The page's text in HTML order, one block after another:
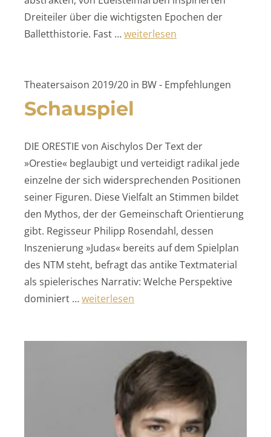
Dreiteiler über die wichtigsten Epochen der
Balletthistorie. Fast …„Ballettklassiker
weiterlesen
Theatersaison 2019/20 in BW - Empfehlungen
Schauspiel
DIE ORESTIE von Aischylos Der Text der
»Orestie« beglaubigt und verteidigt radikal jede
einzelne der sich widersprechenden Positionen
seiner Figuren. Diese Vielfalt an Stimmen bildet
den Mythos, der der Gemeinschaft Orientierung
gibt. Regisseur Philipp Rosendahl, dessen
Inszenierung »Judas« bereits auf dem Spielplan
des NTM steht, befragt das antike Textmaterial
als spielerisches Narrativ: Welche Perspektive
dominiert …„Schauspiel“
weiterlesen